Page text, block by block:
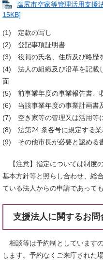
塩尻市空家等管理活用支援
15KB]
(1) 定款の写し
(2) 登記事項証明書
(3) 役員の氏名、住所及び略歴
(4) 法人の組織及び沿革を記載
面
(5) 前事業年度の事業報告書、
(6) 当該事業年度の事業計画書
(7) 空き家等の管理又は活用等
(8) 法第24 条各号に規定する業
(9) その他市長が必要と認める
【注意】指定については制度
基本方針等と照らし合わせ、総
ている法人からの申請であって
支援法人に関するお
相談等は予約制としています
します。予約なくご来庁された